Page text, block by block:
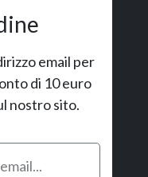
email per
di 10 euro
nostro sito.